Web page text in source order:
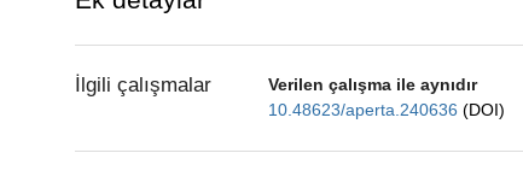
İlgili çalışmalar
Verilen çalışma ile aynıdır
10.48623/aperta.240636 (DOI)